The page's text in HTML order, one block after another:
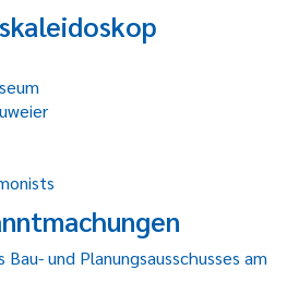
und Planungsausschusses am